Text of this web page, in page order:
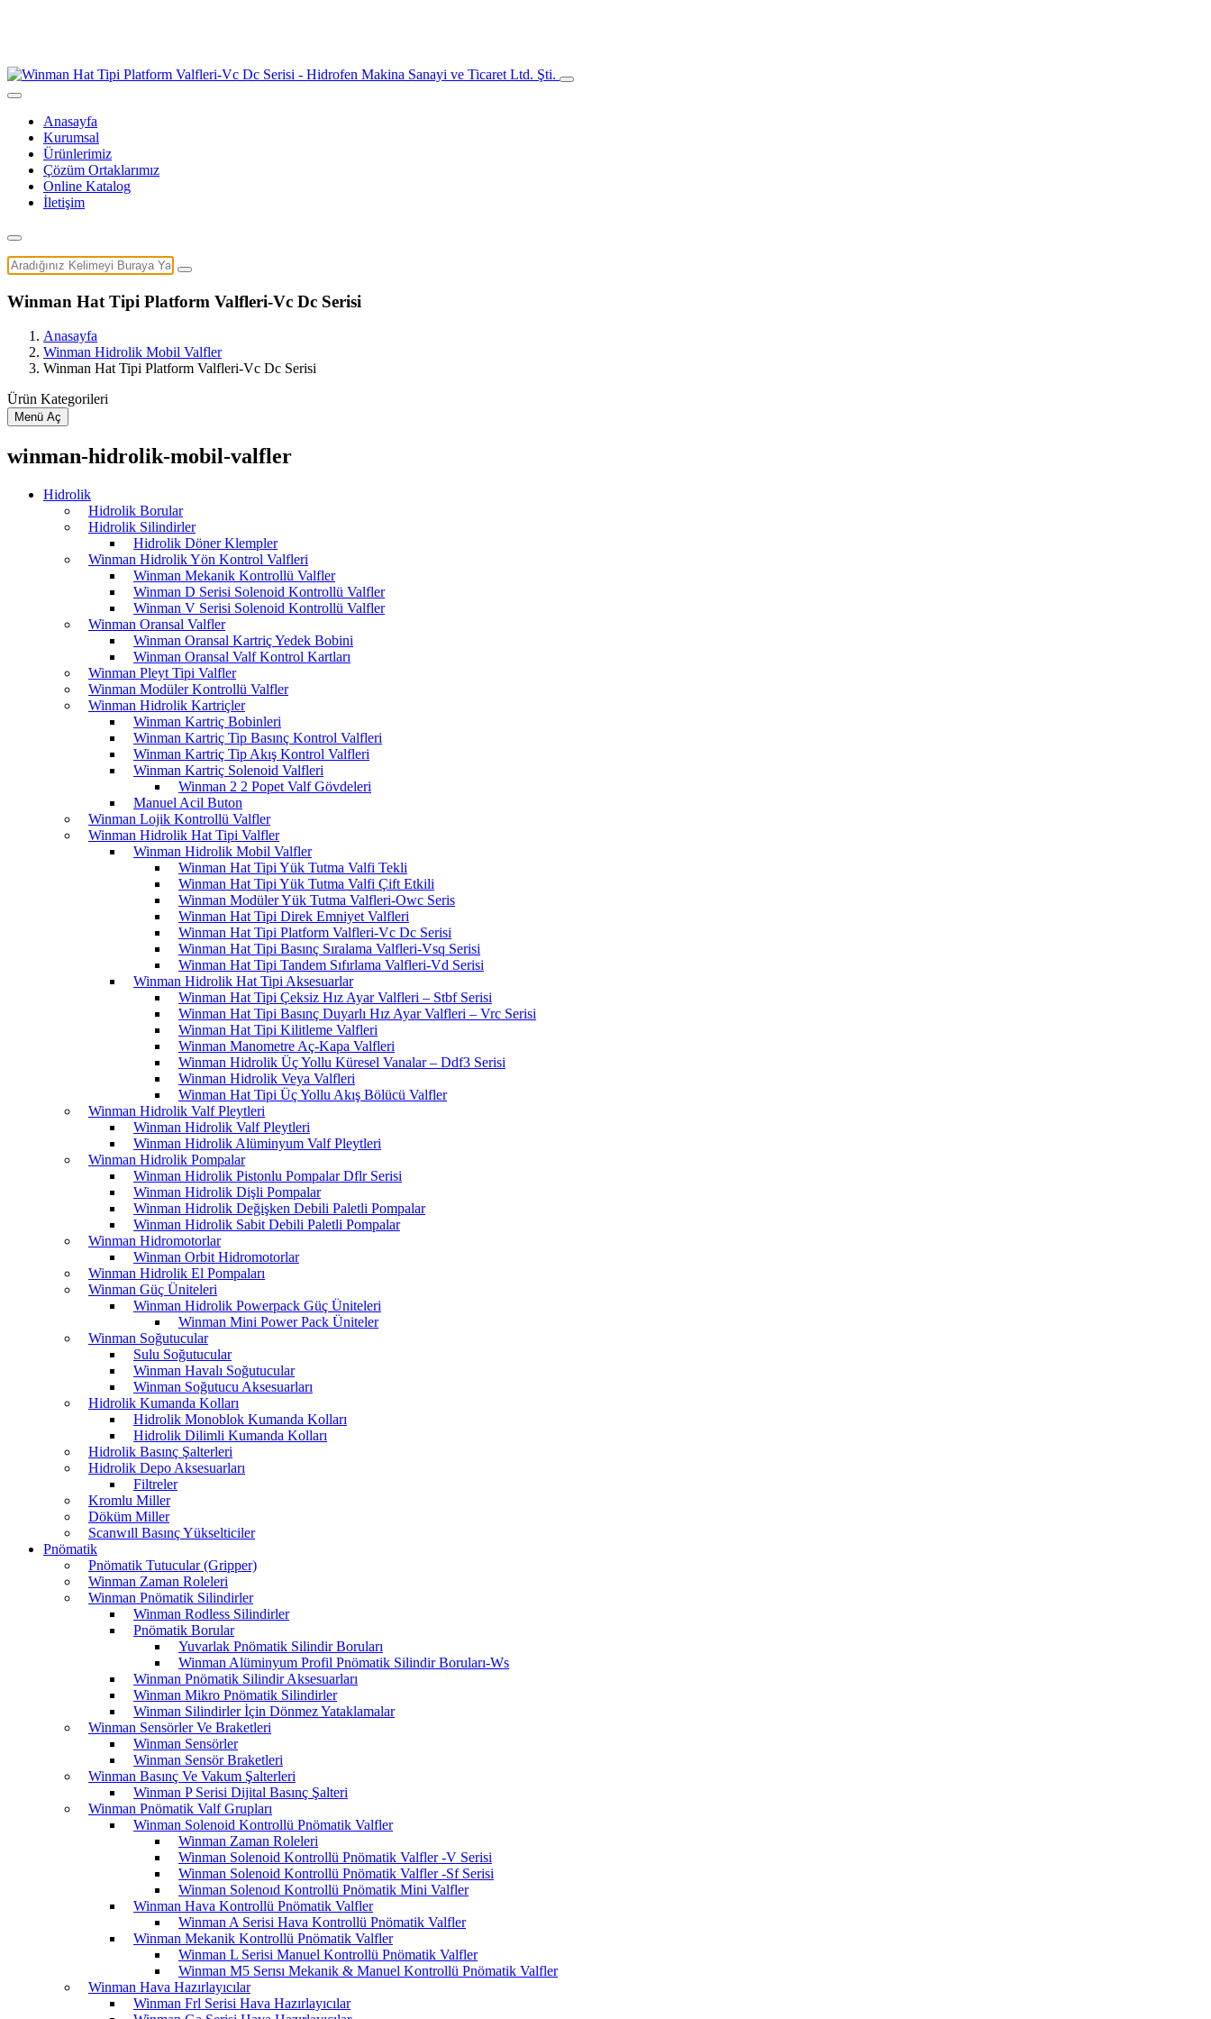
Anasayfa
Kurumsal
Ürünlerimiz
Çözüm Ortaklarımız
Online Katalog
İletişim
Winman Hat Tipi Platform Valfleri-Vc Dc Serisi
Anasayfa
Winman Hidrolik Mobil Valfler
Winman Hat Tipi Platform Valfleri-Vc Dc Serisi
Ürün Kategorileri
Menü Aç
winman-hidrolik-mobil-valfler
Hidrolik
Hidrolik Borular
Hidrolik Silindirler
Hidrolik Döner Klempler
Winman Hidrolik Yön Kontrol Valfleri
Winman Mekanik Kontrollü Valfler
Winman D Serisi Solenoid Kontrollü Valfler
Winman V Serisi Solenoid Kontrollü Valfler
Winman Oransal Valfler
Winman Oransal Kartriç Yedek Bobini
Winman Oransal Valf Kontrol Kartları
Winman Pleyt Tipi Valfler
Winman Modüler Kontrollü Valfler
Winman Hidrolik Kartriçler
Winman Kartriç Bobinleri
Winman Kartriç Tip Basınç Kontrol Valfleri
Winman Kartriç Tip Akış Kontrol Valfleri
Winman Kartriç Solenoid Valfleri
Winman 2 2 Popet Valf Gövdeleri
Manuel Acil Buton
Winman Lojik Kontrollü Valfler
Winman Hidrolik Hat Tipi Valfler
Winman Hidrolik Mobil Valfler
Winman Hat Tipi Yük Tutma Valfi Tekli
Winman Hat Tipi Yük Tutma Valfi Çift Etkili
Winman Modüler Yük Tutma Valfleri-Owc Seris
Winman Hat Tipi Direk Emniyet Valfleri
Winman Hat Tipi Platform Valfleri-Vc Dc Serisi
Winman Hat Tipi Basınç Sıralama Valfleri-Vsq Serisi
Winman Hat Tipi Tandem Sıfırlama Valfleri-Vd Serisi
Winman Hidrolik Hat Tipi Aksesuarlar
Winman Hat Tipi Çeksiz Hız Ayar Valfleri – Stbf Serisi
Winman Hat Tipi Basınç Duyarlı Hız Ayar Valfleri – Vrc Serisi
Winman Hat Tipi Kilitleme Valfleri
Winman Manometre Aç-Kapa Valfleri
Winman Hidrolik Üç Yollu Küresel Vanalar – Ddf3 Serisi
Winman Hidrolik Veya Valfleri
Winman Hat Tipi Üç Yollu Akış Bölücü Valfler
Winman Hidrolik Valf Pleytleri
Winman Hidrolik Valf Pleytleri
Winman Hidrolik Alüminyum Valf Pleytleri
Winman Hidrolik Pompalar
Winman Hidrolik Pistonlu Pompalar Dflr Serisi
Winman Hidrolik Dişli Pompalar
Winman Hidrolik Değişken Debili Paletli Pompalar
Winman Hidrolik Sabit Debili Paletli Pompalar
Winman Hidromotorlar
Winman Orbit Hidromotorlar
Winman Hidrolik El Pompaları
Winman Güç Üniteleri
Winman Hidrolik Powerpack Güç Üniteleri
Winman Mini Power Pack Üniteler
Winman Soğutucular
Sulu Soğutucular
Winman Havalı Soğutucular
Winman Soğutucu Aksesuarları
Hidrolik Kumanda Kolları
Hidrolik Monoblok Kumanda Kolları
Hidrolik Dilimli Kumanda Kolları
Hidrolik Basınç Şalterleri
Hidrolik Depo Aksesuarları
Filtreler
Kromlu Miller
Döküm Miller
Scanwıll Basınç Yükselticiler
Pnömatik
Pnömatik Tutucular (Gripper)
Winman Zaman Roleleri
Winman Pnömatik Silindirler
Winman Rodless Silindirler
Pnömatik Borular
Yuvarlak Pnömatik Silindir Boruları
Winman Alüminyum Profil Pnömatik Silindir Boruları-Ws
Winman Pnömatik Silindir Aksesuarları
Winman Mikro Pnömatik Silindirler
Winman Silindirler İçin Dönmez Yataklamalar
Winman Sensörler Ve Braketleri
Winman Sensörler
Winman Sensör Braketleri
Winman Basınç Ve Vakum Şalterleri
Winman P Serisi Dijital Basınç Şalteri
Winman Pnömatik Valf Grupları
Winman Solenoid Kontrollü Pnömatik Valfler
Winman Zaman Roleleri
Winman Solenoid Kontrollü Pnömatik Valfler -V Serisi
Winman Solenoid Kontrollü Pnömatik Valfler -Sf Serisi
Winman Solenoıd Kontrollü Pnömatik Mini Valfler
Winman Hava Kontrollü Pnömatik Valfler
Winman A Serisi Hava Kontrollü Pnömatik Valfler
Winman Mekanik Kontrollü Pnömatik Valfler
Winman L Serisi Manuel Kontrollü Pnömatik Valfler
Winman M5 Serısı Mekanik & Manuel Kontrollü Pnömatik Valfler
Winman Hava Hazırlayıcılar
Winman Frl Serisi Hava Hazırlayıcılar